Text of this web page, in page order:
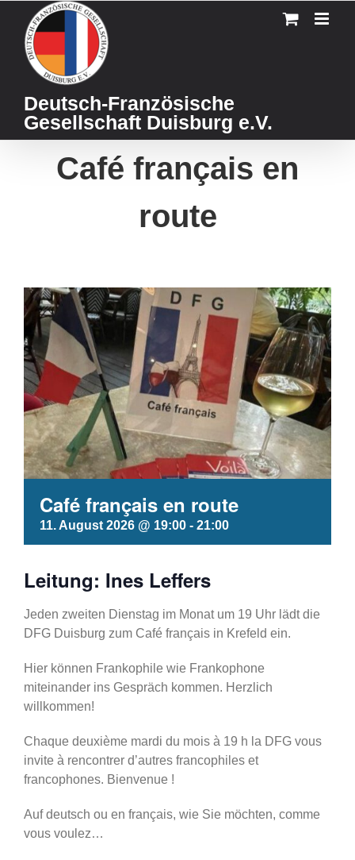
content
Deutsch-Französische
Gesellschaft Duisburg e.V.
Café français en
route
Café français en route
11. August 2026 @ 19:00 - 21:00
Leitung: Ines Leffers
Jeden zweiten Dienstag im Monat um 19 Uhr lädt die
DFG Duisburg zum Café français in Krefeld ein.
Hier können Frankophile wie Frankophone
miteinander ins Gespräch kommen. Herzlich
willkommen!
Chaque deuxième mardi du mois à 19 h la DFG vous
invite à rencontrer d’autres francophiles et
francophones. Bienvenue !
Auf deutsch ou en français, wie Sie möchten, comme
vous voulez…